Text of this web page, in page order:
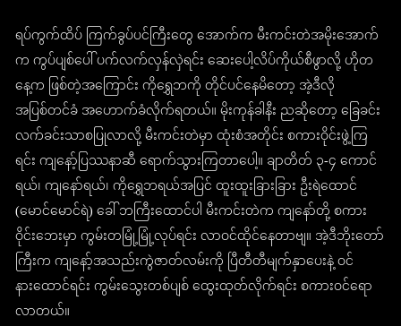
ရပ်ကွက်ထိပ် ကြက်ခွပ်ပင်ကြီးတွေ အောက်က မီးကင်းတဲအမိုးအောက်
က ကွပ်ပျစ်ပေါ် ပက်လက်လှန်လှဲရင်း ဆေးပေါ့လိပ်ကိုယ်စီဖွာလို့ ဟိုတ
နေ့က ဖြစ်တဲ့အကြောင်း ကိုရွှေဘကို တိုင်ပင်နေမိတော့ အဲ့ဒီလို
အပြစ်တင်ခံ အဟောက်ခံလိုက်ရတယ်။ မိုးကုန်ခါနီး ညဆိုတော့ ခြေခင်း
လက်ခင်းသာစပြုလာလို့ မီးကင်းတဲမှာ ထုံးစံအတိုင်း စကားဝိုင်းဖွဲ့ကြ
ရင်း ကျနော့်ပြဿနာဆီ ရောက်သွားကြတာပေါ့။ ချာတိတ် ၃-၄ ကောင်
ရယ်၊ ကျနော်ရယ်၊ ကိုရွှေဘရယ်အပြင် ထူးထူးခြားခြား ဦးရဲထောင်
(မောင်မောင်ရဲ) ခေါ် ဘကြီးထောင်ပါ မီးကင်းတဲက ကျနော်တို့ စကား
ဝိုင်းဘေးမှာ ကွမ်းတမြုံ့မြုံ့လုပ်ရင်း လာဝင်ထိုင်နေတာဗျ။ အဲ့ဒီဘိုးတော်
ကြီးက ကျနော့်အသည်းကွဲဇာတ်လမ်းကို ပြီတီတီမျက်နှာပေးနဲ့ ဝင်
နားထောင်ရင်း ကွမ်းသွေးတစ်ပျစ် ထွေးထုတ်လိုက်ရင်း စကားဝင်ရော
လာတယ်။